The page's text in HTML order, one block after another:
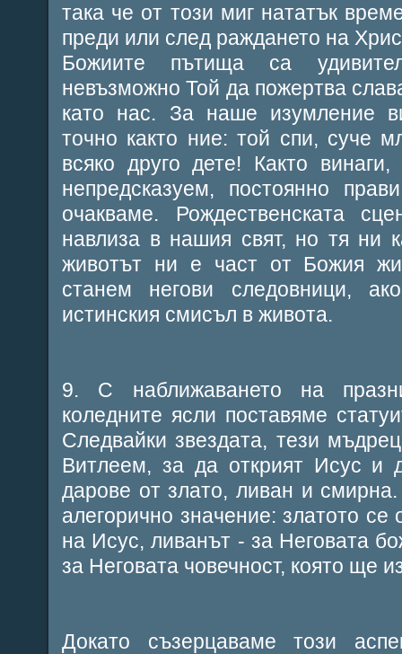
така че от този миг нататък
преди или след раждането на
Божиите пътища са
невъзможно Той да пожертва
като нас. За наше изумление
точно както ние: той спи, суче
всяко друго дете! Както
непредсказуем, постоянно
очакваме. Рождественската
навлиза в нашия свят, но тя ни
животът ни е част от Божия
станем негови следовници,
истинския смисъл в живота.
9. С наближаването на
коледните ясли поставяме
Следвайки звездата, тези
Витлеем, за да открият Исус и
дарове от злато, ливан и
алегорично значение: златото се
на Исус, ливанът - за Неговата
за Неговата човечност, която ще
Докато съзерцаваме този